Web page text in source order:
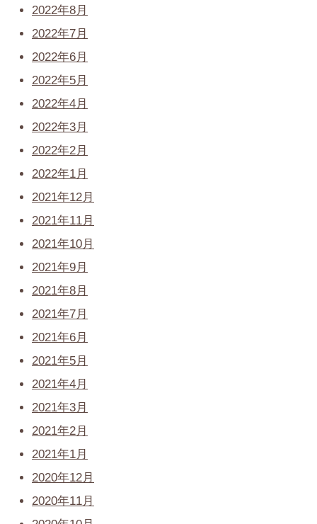
2022年8月
2022年7月
2022年6月
2022年5月
2022年4月
2022年3月
2022年2月
2022年1月
2021年12月
2021年11月
2021年10月
2021年9月
2021年8月
2021年7月
2021年6月
2021年5月
2021年4月
2021年3月
2021年2月
2021年1月
2020年12月
2020年11月